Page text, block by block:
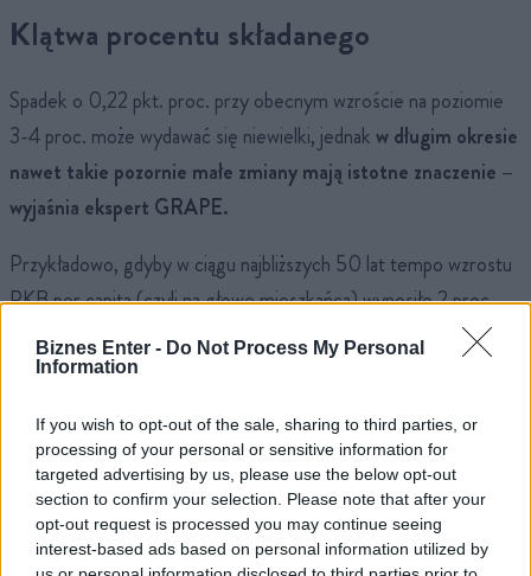
Biznes Enter - Do Not Process My Personal
Information
If you wish to opt-out of the sale, sharing to third parties, or
processing of your personal or sensitive information for
targeted advertising by us, please use the below opt-out
section to confirm your selection. Please note that after your
opt-out request is processed you may continue seeing
interest-based ads based on personal information utilized by
Klątwa procentu składanego
Spadek o 0,22 pkt. proc. przy obecnym wzroście na poziomie
3-4 proc. może wydawać się niewielki, jednakw długim okresie
nawet takie pozornie małe zmiany mają istotne znaczenie –
wyjaśnia ekspert GRAPE.
Przykładowo, gdyby w ciągu najbliższych 50 lat tempo wzrostu
PKB per capita (czyli na głowę mieszkańca) wynosiło 2 proc.,
PKB za pół wieku byłby 2,7-krotnie wyższy niż obecnie. Jeżeli
natomiast tempo wzrostu wynosiłby 2,22 proc. (czyli bez
krotnie wyższym PKB na mieszkańca, a nasze dochody byłyby o
ok. 11 proc. wyższe.
Przy PKB per capita mniejszym o 0,7 pkt. w horyzoncie życia